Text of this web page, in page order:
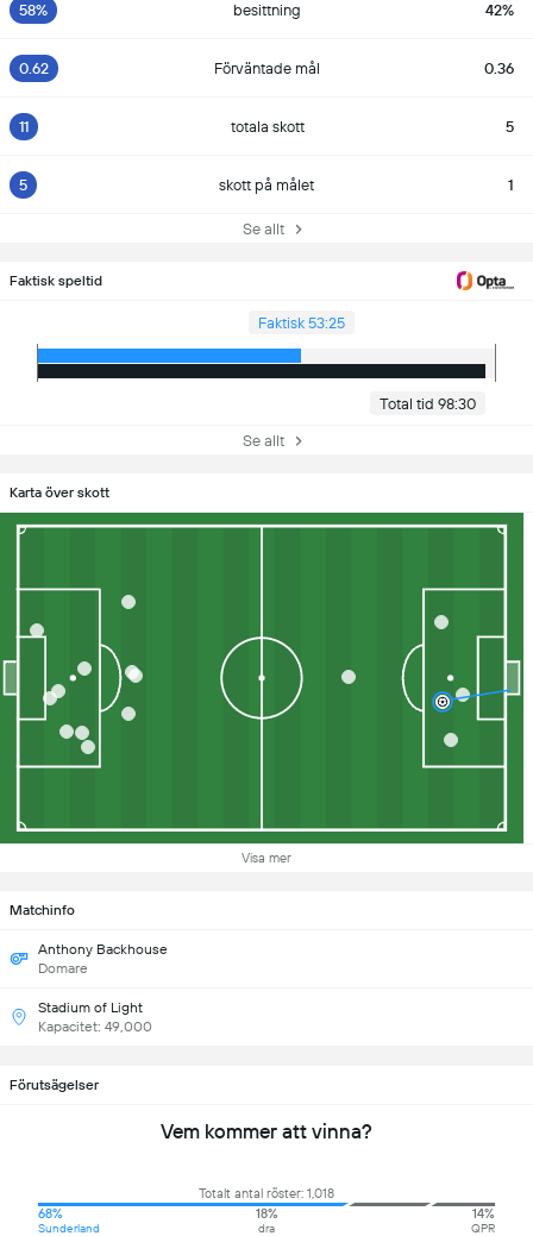
58% besittning 42%
0.62 Förväntade mål 0.36
11 totala skott 5
5 skott på målet 1
Se allt
Faktisk speltid
Faktisk 53:25
Total tid 98:30
Se allt
Karta över skott
Visa mer
Matchinfo
Anthony Backhouse
Domare
Stadium of Light
Kapacitet: 49,000
Förutsägelser
Vem kommer att vinna?
Totalt antal röster: 1,018
68%
Sunderland
18%
dra
14%
QPR